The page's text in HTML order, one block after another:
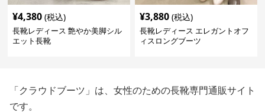
¥4,380 (税込)
長靴レディース 艶やか美脚シル
エット長靴
¥3,880 (税込)
長靴レディース エレガントオフ
ィスロングブーツ
「クラウドブーツ」は、女性のための長靴専門通販サイト
です。